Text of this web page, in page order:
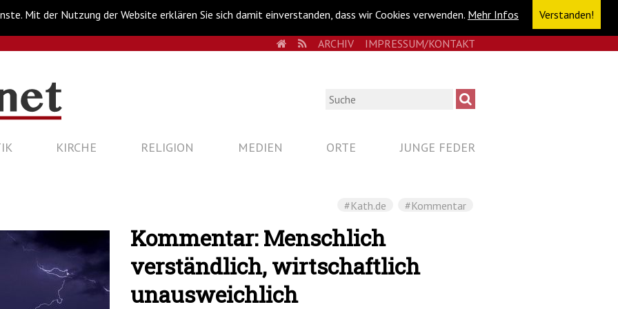
Mit der Nutzung der Website erklären Sie sich damit einverstanden, dass wir Cookies verwenden. Mehr Infos Verstanden!
HOMERSSARCHIV IMPRESSUM/KONTAKT
Suche
KIRCHE RELIGION MEDIEN ORTE JUNGE FEDER
#Kath.de #Kommentar
Kommentar: Menschlich
verständlich, wirtschaftlich
unausweichlich